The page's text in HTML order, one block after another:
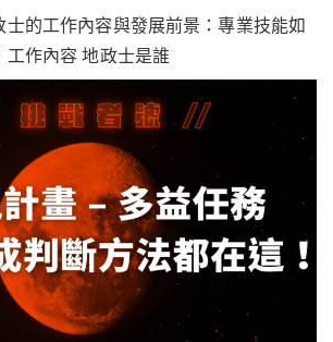
士的工作內容與發展前景：專業技能如
作內容 地政士是誰